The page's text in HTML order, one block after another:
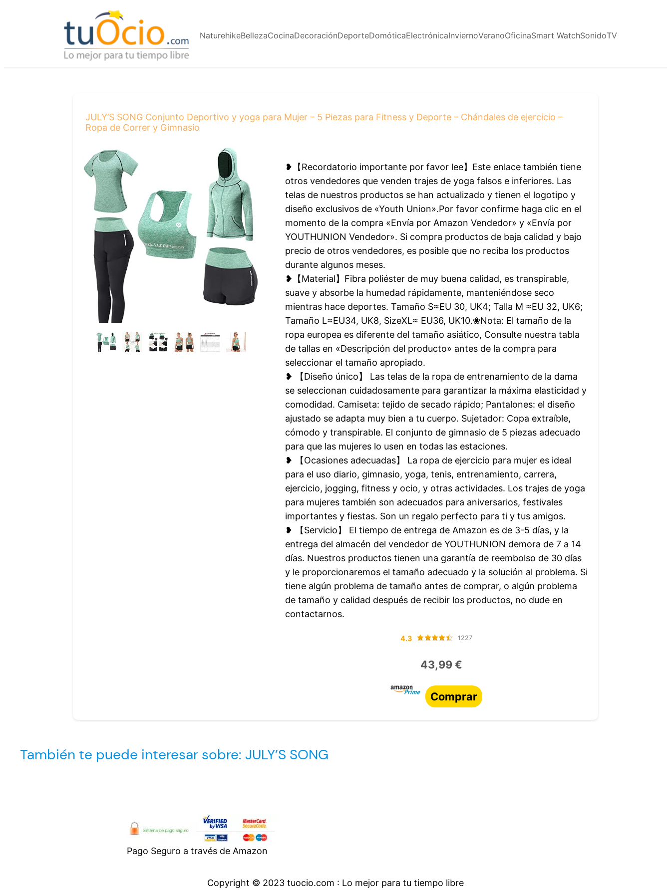
NaturehikeBellezaCocinaDecoraciónDeporteDomóticaElectrónicaInviernoVeranoOficinaSmart WatchSonidoTV
JULY’S SONG Conjunto Deportivo y yoga para Mujer – 5 Piezas para Fitness y Deporte – Chándales de ejercicio –
Ropa de Correr y Gimnasio
❥【Recordatorio importante por favor lee】Este enlace también tiene
otros vendedores que venden trajes de yoga falsos e inferiores. Las
telas de nuestros productos se han actualizado y tienen el logotipo y
diseño exclusivos de «Youth Union».Por favor confirme haga clic en el
momento de la compra «Envía por Amazon Vendedor» y «Envía por
YOUTHUNION Vendedor». Si compra productos de baja calidad y bajo
precio de otros vendedores, es posible que no reciba los productos
durante algunos meses.
❥【Material】Fibra poliéster de muy buena calidad, es transpirable,
suave y absorbe la humedad rápidamente, manteniéndose seco
mientras hace deportes. Tamaño S≈EU 30, UK4; Talla M ≈EU 32, UK6;
Tamaño L≈EU34, UK8, SizeXL≈ EU36, UK10.❀Nota: El tamaño de la
ropa europea es diferente del tamaño asiático, Consulte nuestra tabla
de tallas en «Descripción del producto» antes de la compra para
seleccionar el tamaño apropiado.
❥ 【Diseño único】 Las telas de la ropa de entrenamiento de la dama
se seleccionan cuidadosamente para garantizar la máxima elasticidad y
comodidad. Camiseta: tejido de secado rápido; Pantalones: el diseño
ajustado se adapta muy bien a tu cuerpo. Sujetador: Copa extraíble,
cómodo y transpirable. El conjunto de gimnasio de 5 piezas adecuado
para que las mujeres lo usen en todas las estaciones.
❥ 【Ocasiones adecuadas】 La ropa de ejercicio para mujer es ideal
para el uso diario, gimnasio, yoga, tenis, entrenamiento, carrera,
ejercicio, jogging, fitness y ocio, y otras actividades. Los trajes de yoga
para mujeres también son adecuados para aniversarios, festivales
importantes y fiestas. Son un regalo perfecto para ti y tus amigos.
❥ 【Servicio】 El tiempo de entrega de Amazon es de 3-5 días, y la
entrega del almacén del vendedor de YOUTHUNION demora de 7 a 14
días. Nuestros productos tienen una garantía de reembolso de 30 días
y le proporcionaremos el tamaño adecuado y la solución al problema. Si
tiene algún problema de tamaño antes de comprar, o algún problema
de tamaño y calidad después de recibir los productos, no dude en
contactarnos.
4.3 1227
43,99 €
Comprar
También te puede interesar sobre: JULY’S SONG
Pago Seguro a través de Amazon
Copyright © 2023 tuocio.com : Lo mejor para tu tiempo libre